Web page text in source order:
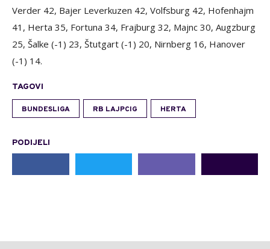
Verder 42, Bajer Leverkuzen 42, Volfsburg 42, Hofenhajm
41, Herta 35, Fortuna 34, Frajburg 32, Majnc 30, Augzburg
25, Šalke (-1) 23, Štutgart (-1) 20, Nirnberg 16, Hanover
(-1) 14.
TAGOVI
BUNDESLIGA RB LAJPCIG HERTA
PODIJELI